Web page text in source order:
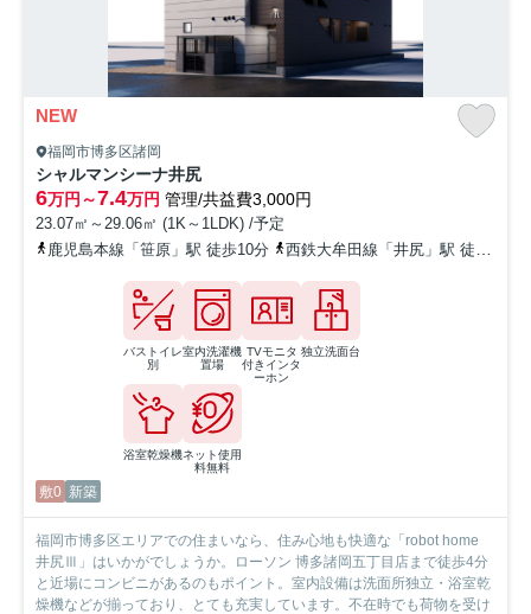
NEW
福岡市博多区諸岡
シャルマンシーナ井尻
6万円～7.4万円 管理/共益費3,000円
23.07㎡～29.06㎡ (1K～1LDK) /予定
鹿児島本線「笹原」駅 徒歩10分
西鉄大牟田線「井尻」駅 徒歩10分
バストイレ
別
室内洗濯機
置場
TVモニタ
付きインタ
ーホン
独立洗面台
浴室乾燥機ネット使用
料無料
敷0 新築
福岡市博多区エリアでの住まいなら、住み心地も快適な「robot home
井尻Ⅲ」はいかがでしょうか。ローソン 博多諸岡五丁目店まで徒歩4分
と近場にコンビニがあるのもポイント。室内設備は洗面所独立・浴室乾
燥機などが揃っており、とても充実しています。不在時でも荷物を受け